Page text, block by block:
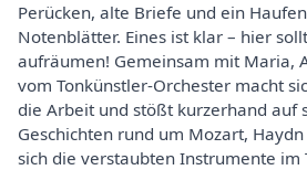
Perücken, alte Briefe und ein
Notenblätter. Eines ist klar – hier
aufräumen! Gemeinsam mit Maria,
vom Tonkünstler-Orchester macht
die Arbeit und stößt kurzerhand auf
Geschichten rund um Mozart,
sich die verstaubten Instrumente im